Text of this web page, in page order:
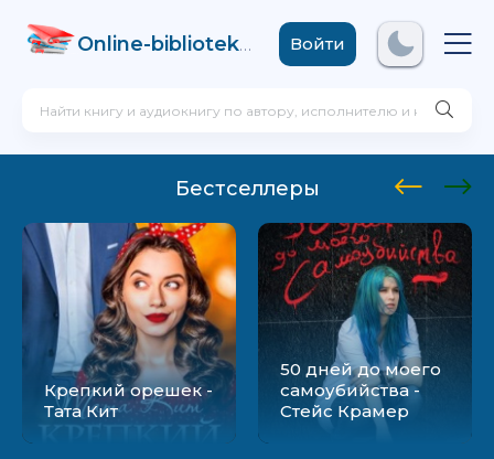
Online-biblioteka .comВойти
Бестселлеры
Крепкий орешек -
Тата Кит
50 дней до моего
самоубийства -
Стейс Крамер